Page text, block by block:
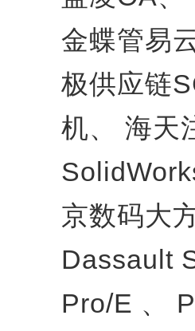
金蝶管易
极供应链
机、
海天
京数码大
Dassault
Pro/E 、